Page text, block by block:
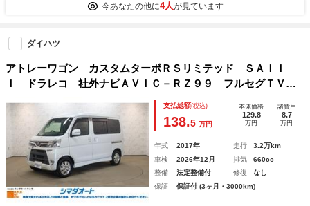
今あなたの他に4人が見ています
ダイハツ
アトレーワゴン カスタムターボＲＳリミテッド ＳＡＩＩ
Ｉ ドラレコ 社外ナビＡＶＩＣ－ＲＺ９９ フルセグＴＶ
Ｂｌｕｅｔｏｏｔｈ 両側スライド・片側電動 クリアランス
ソナー 衝突被害軽減システム オートマチックハイビーム
ＬＥＤヘッドランプ
支払総額(税込)
138.5 万円
本体価格
129.8
万円
諸費用
8.7
万円
年式 2017年 走行
3.2万km
車検
2026年12月 排気
660cc
整備
法定整備付 修復
なし
保証
保証付 (3ヶ月・3000km)